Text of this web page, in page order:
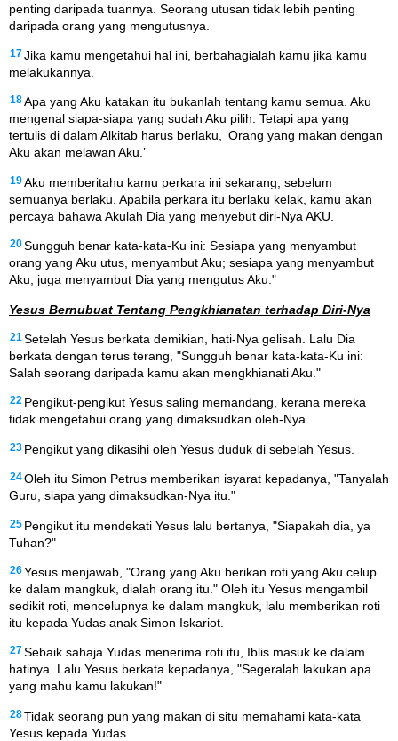
penting daripada tuannya. Seorang utusan tidak lebih penting
daripada orang yang mengutusnya.
17Jika kamu mengetahui hal ini, berbahagialah kamu jika kamu
melakukannya.
18Apa yang Aku katakan itu bukanlah tentang kamu semua. Aku
mengenal siapa-siapa yang sudah Aku pilih. Tetapi apa yang
tertulis di dalam Alkitab harus berlaku, ‘Orang yang makan dengan
Aku akan melawan Aku.’
19Aku memberitahu kamu perkara ini sekarang, sebelum
semuanya berlaku. Apabila perkara itu berlaku kelak, kamu akan
percaya bahawa Akulah Dia yang menyebut diri-Nya AKU.
20Sungguh benar kata-kata-Ku ini: Sesiapa yang menyambut
orang yang Aku utus, menyambut Aku; sesiapa yang menyambut
Aku, juga menyambut Dia yang mengutus Aku."
Yesus Bernubuat Tentang Pengkhianatan terhadap Diri-Nya
21 Setelah Yesus berkata demikian, hati-Nya gelisah. Lalu Dia
berkata dengan terus terang, "Sungguh benar kata-kata-Ku ini:
Salah seorang daripada kamu akan mengkhianati Aku."
22 Pengikut-pengikut Yesus saling memandang, kerana mereka
tidak mengetahui orang yang dimaksudkan oleh-Nya.
23 Pengikut yang dikasihi oleh Yesus duduk di sebelah Yesus.
24Oleh itu Simon Petrus memberikan isyarat kepadanya, "Tanyalah
Guru, siapa yang dimaksudkan-Nya itu."
25 Pengikut itu mendekati Yesus lalu bertanya, "Siapakah dia, ya
Tuhan?"
26Yesus menjawab, "Orang yang Aku berikan roti yang Aku celup
ke dalam mangkuk, dialah orang itu." Oleh itu Yesus mengambil
sedikit roti, mencelupnya ke dalam mangkuk, lalu memberikan roti
itu kepada Yudas anak Simon Iskariot.
27 Sebaik sahaja Yudas menerima roti itu, Iblis masuk ke dalam
hatinya. Lalu Yesus berkata kepadanya, "Segeralah lakukan apa
yang mahu kamu lakukan!"
28Tidak seorang pun yang makan di situ memahami kata-kata
Yesus kepada Yudas.